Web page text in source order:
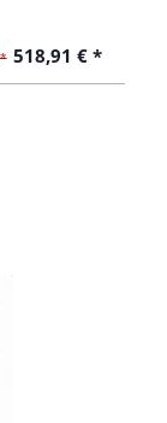
518,91 € *